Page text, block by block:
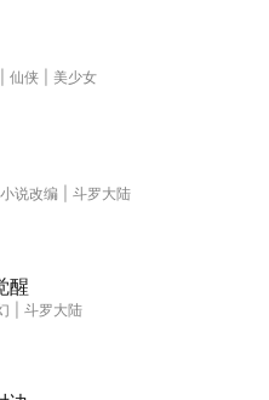
仙侠
美少女
小说改编
斗罗大陆
醒
斗罗大陆